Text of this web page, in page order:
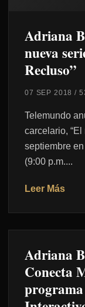
Adriana
nueva
Recluso”
07 SEP 2018 /
Telemundo
carcelario, “El
septiembre
(9:00 p.m....
Leer Más
Adriana
Conecta